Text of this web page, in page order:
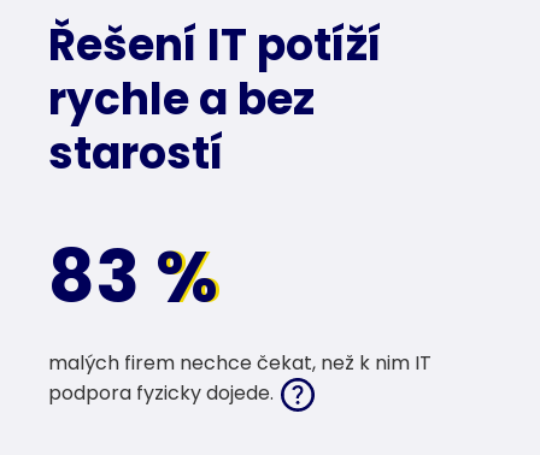
Řešení IT potíží
rychle a bez
starostí
83 %
%
malých firem nechce čekat, než k nim IT
podpora fyzicky dojede.